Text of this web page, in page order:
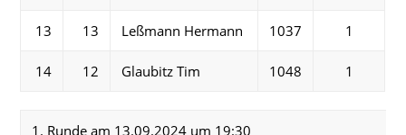
13 13 Leßmann Hermann 1037 1
14 12 Glaubitz Tim 1048 1
1. Runde am 13.09.2024 um 19:30